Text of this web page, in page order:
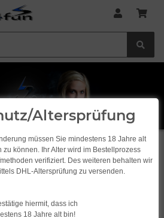
Suchbegriff nichts gefunden.
anderen Suchbegriff ein.
Altersprüfung
müssen Sie mindestens 18 Jahre alt
können. Ihr Alter wird im Bestellprozess
verifiziert. Des weiteren behalten wir
DHL-Altersprüfung zu versenden.
hiermit, dass ich
18 Jahre alt bin!